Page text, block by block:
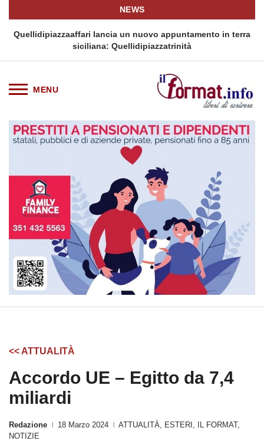
NEWS
Quellidipiazzaaffari lancia un nuovo appuntamento in terra
siciliana: Quellidipiazzatrinità
<< ATTUALITÀ
Accordo UE – Egitto da 7,4
miliardi
Redazione 18 Marzo 2024 ATTUALITÀ, ESTERI , IL FORMAT,
NOTIZIE